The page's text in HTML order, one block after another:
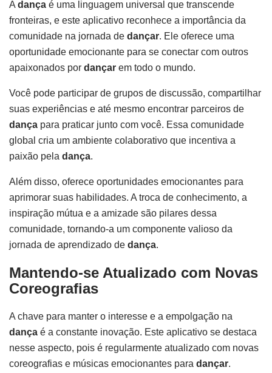
Adança é uma linguagem universal que transcende
fronteiras, e este aplicativo reconhece a importância da
comunidade na jornada de dançar. Ele oferece uma
oportunidade emocionante para se conectar com outros
apaixonados por dançar em todo o mundo.
Você pode participar de grupos de discussão, compartilhar
suas experiências e até mesmo encontrar parceiros de
dança para praticar junto com você. Essa comunidade
global cria um ambiente colaborativo que incentiva a
paixão pela dança.
Além disso, oferece oportunidades emocionantes para
aprimorar suas habilidades. A troca de conhecimento, a
inspiração mútua e a amizade são pilares dessa
comunidade, tornando-a um componente valioso da
jornada de aprendizado de dança.
Mantendo-se Atualizado com Novas
Coreografias
A chave para manter o interesse e a empolgação na
dança é a constante inovação. Este aplicativo se destaca
nesse aspecto, pois é regularmente atualizado com novas
coreografias e músicas emocionantes para dançar.